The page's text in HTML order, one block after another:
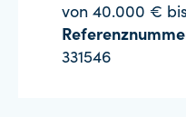
von 40.000 €
331546